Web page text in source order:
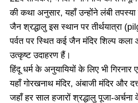
की कथा अनुसार, यहाँ उन्होंने लंबी
जैन श्रद्धालु इस स्थान पर तीर्थयात्रा
पर्वत पर स्थित कई जैन मंदिर शिल्प कला
उत्कृष्ट उदाहरण हैं।
हिंदू धर्म के अनुयायियों के लिए भी
यहाँ गोरखनाथ मंदिर, अंबाजी मंदिर और
जहाँ हर साल हजारों श्रद्धालु पूजा-